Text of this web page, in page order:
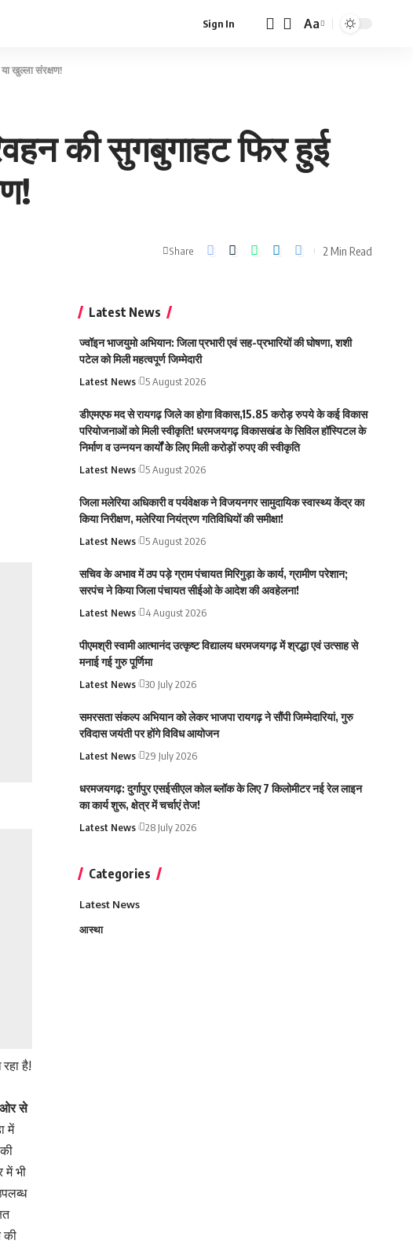
Sign In
Font
Aa
खुल्ला संरक्षण!
की सुगबुगाहट फिर हुई
Share 2 Min Read
है!
ओर से
में
में भी
की
Latest News
ज्वॉइन भाजयुमो अभियान: जिला प्रभारी एवं सह-प्रभारियों की घोषणा, शशी
पटेल को मिली महत्वपूर्ण जिम्मेदारी
Latest News 5 August 2026
डीएमएफ मद से रायगढ़ जिले का होगा विकास,15.85 करोड़ रुपये के कई विकास
परियोजनाओं को मिली स्वीकृति! धरमजयगढ़ विकासखंड के सिविल हॉस्पिटल के
निर्माण व उन्नयन कार्यों के लिए मिली करोड़ों रुपए की स्वीकृति
Latest News 5 August 2026
जिला मलेरिया अधिकारी व पर्यवेक्षक ने विजयनगर सामुदायिक स्वास्थ्य केंद्र का
किया निरीक्षण, मलेरिया नियंत्रण गतिविधियों की समीक्षा!
Latest News 5 August 2026
सचिव के अभाव में ठप पड़े ग्राम पंचायत मिरिगुड़ा के कार्य, ग्रामीण परेशान;
सरपंच ने किया जिला पंचायत सीईओ के आदेश की अवहेलना!
Latest News 4 August 2026
पीएमश्री स्वामी आत्मानंद उत्कृष्ट विद्यालय धरमजयगढ़ में श्रद्धा एवं उत्साह से
मनाई गई गुरु पूर्णिमा
Latest News 30 July 2026
समरसता संकल्प अभियान को लेकर भाजपा रायगढ़ ने सौंपी जिम्मेदारियां, गुरु
रविदास जयंती पर होंगे विविध आयोजन
Latest News 29 July 2026
धरमजयगढ़: दुर्गापुर एसईसीएल कोल ब्लॉक के लिए 7 किलोमीटर नई रेल लाइन
का कार्य शुरू, क्षेत्र में चर्चाएं तेज!
Latest News 28 July 2026
Categories
Latest News
आस्था